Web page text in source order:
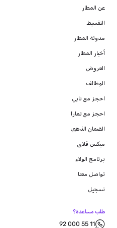
عن المطار
التقسيط
مدونة المطار
أخبار المطار
العروض
الوظائف
احجز مع تابي
احجز مع تمارا
الضمان الذهبي
ميكس فلاى
برنامج الولاء
تواصل معنا
تسجيل
طلب مساعدة؟
92 000 55 11